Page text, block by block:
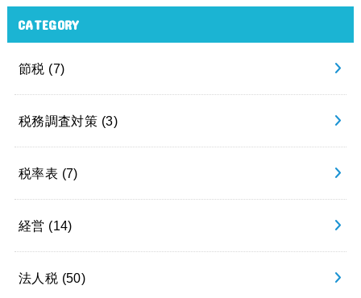
CATEGORY
節税 (7)
税務調査対策 (3)
税率表 (7)
経営 (14)
法人税 (50)